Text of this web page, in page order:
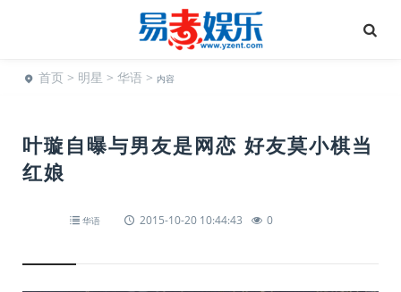
首页 > 明星 > 华语 > 内容
叶璇自曝与男友是网恋 好友莫小棋当
红娘
华语 2015-10-20 10:44:43 0